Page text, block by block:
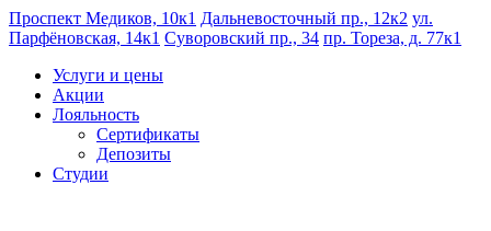
Проспект Медиков, 10к1 Дальневосточный пр., 12к2 ул.
Парфёновская, 14к1 Суворовский пр., 34 пр. Тореза, д. 77к1
Услуги и цены
Акции
Лояльность
Сертификаты
Депозиты
Студии